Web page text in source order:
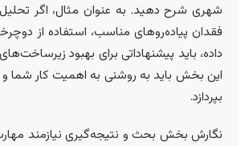
شرح دهید. به عنوان مثال، اگر تحلیل
پیاده‌روهای مناسب، استفاده از دوچرخه
باید پیشنهاداتی برای بهبود زیرساخت‌های
بخش باید به روشنی به اهمیت کار شما و
بخش بحث و نتیجه‌گیری نیازمند مهارت